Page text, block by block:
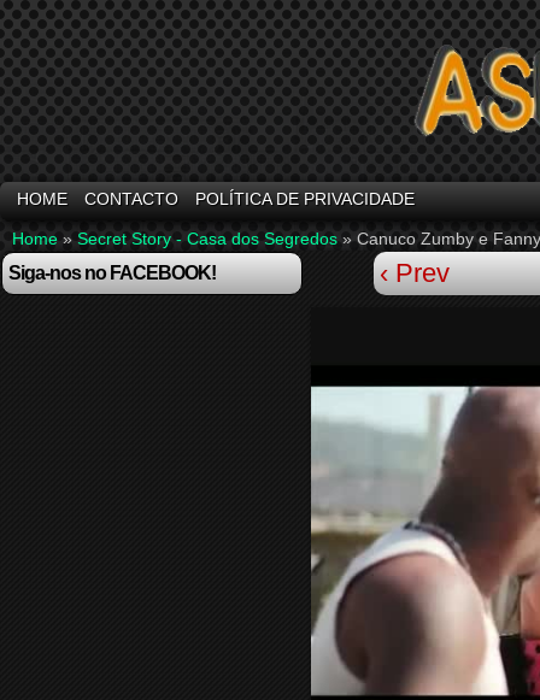
HOME CONTACTO POLÍTICA DE PRIVACIDADE
Home » Secret Story - Casa dos Segredos » Canuco Zumby e
Siga-nos no FACEBOOK! ‹ Prev